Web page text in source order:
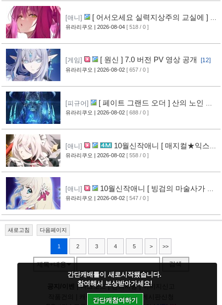
[애니]
[ 어서오세요 실력지상주의 교실에 ] 블
루레이 VOL.2 표지 공개 [10]
유라리쿠오 | 2026-08-04 [ 518 / 0 ]
[게임] [ 원신 ] 7.0 버전 PV 영상 공개 [12]
유라리쿠오 | 2026-08-02 [ 657 / 0 ]
[피규어]
[ 페이트 그랜드 오더 ] 산의 노인 신
작 피규어 공개 [17]
유라리쿠오 | 2026-08-02 [ 688 / 0 ]
[애니]
10월신작애니 [ 매지컬★익스플
로러 ] PV 영상 공개 [12]
유라리쿠오 | 2026-08-02 [ 558 / 0 ]
[애니]
10월신작애니 [ 빙검의 마술사가 세
계를 다스린다 ] 2기 PV 영상 공개
유라리쿠오 | 2026-08-02 [ 547 / 0 ]
새로고침 다음페이지
1 2 3 4 5 > >>
제목+내용 검색
|다크모드|건의사항|이미지신고
캐릭건의|기타디비|
간단캐배틀이 새로시작됐습니다.
참여해서 보상받아가세요!
간단캐참여하기